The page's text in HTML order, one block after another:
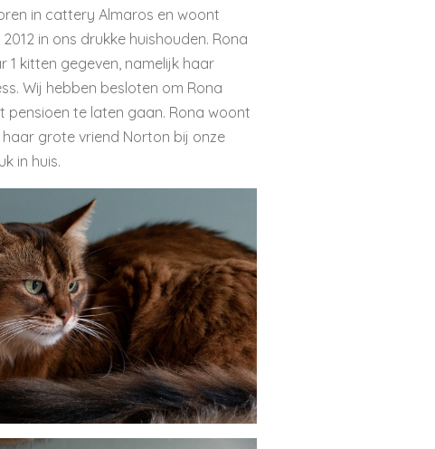
in cattery Almaros en woont
in ons drukke huishouden. Rona
1 kitten gegeven, namelijk haar
Wij hebben besloten om Rona
pensioen te laten gaan. Rona woont
grote vriend Norton bij onze
in huis.